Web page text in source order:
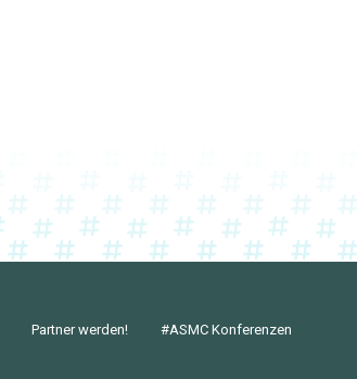
Partner werden! #ASMC Konferenzen